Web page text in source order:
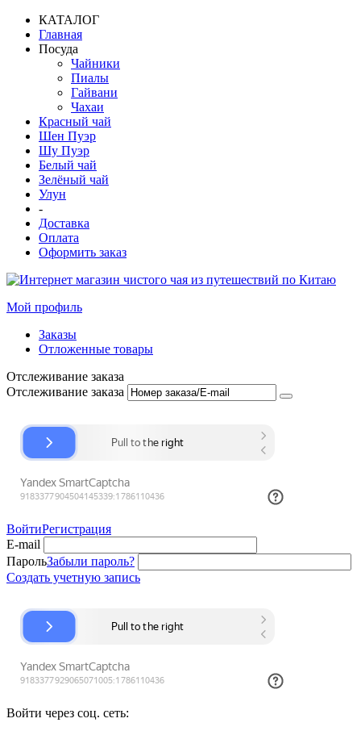
КАТАЛОГ
Главная
Посуда
Чайники
Пиалы
Гайвани
Чахаи
Красный чай
Шен Пуэр
Шу Пуэр
Белый чай
Зелёный чай
Улун
-
Доставка
Оплата
Оформить заказ
Мой профиль
Заказы
Отложенные товары
Отслеживание заказа
Отслеживание заказа
ВойтиРегистрация
E-mail
ПарольЗабыли пароль?
Создать учетную запись
Войти через соц. сеть: